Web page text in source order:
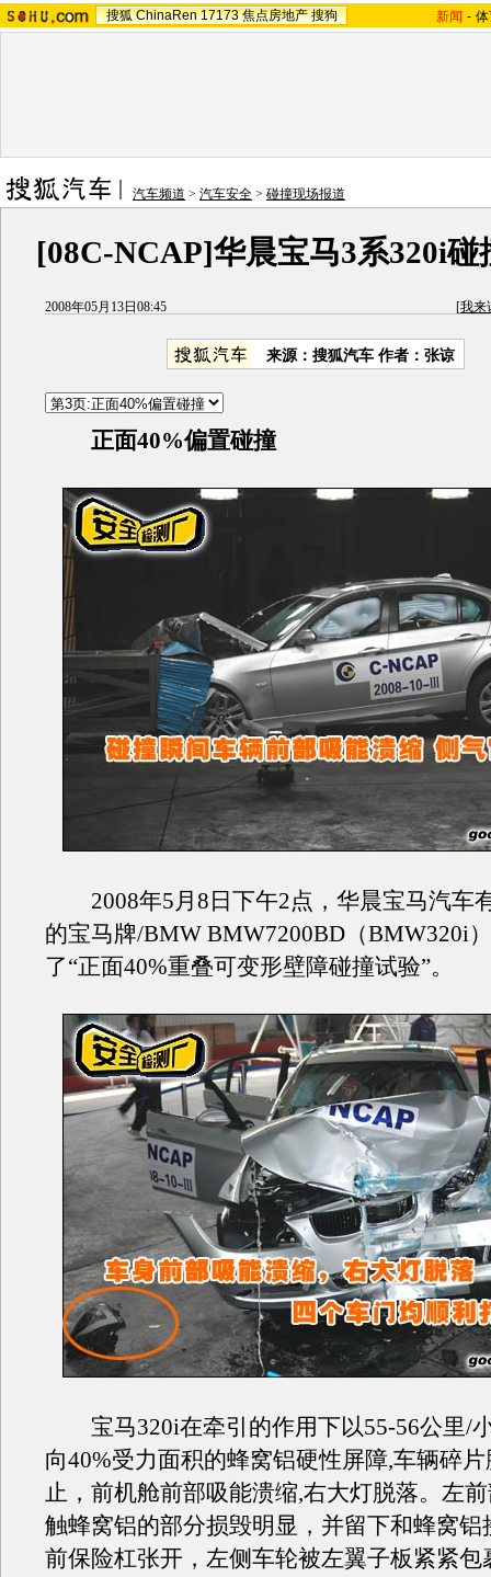
搜狐 ChinaRen 17173 焦点房地产 搜狗 新闻 -
汽车频道 > 汽车安全 > 碰撞现场报道
[08C-NCAP]华晨宝马3系320i碰
2008年05月13日08:45 [我来
来源： 搜狐汽车 作者：张谅
正面40%偏置碰撞
2008年5月8日下午2点，华晨宝马汽车
的宝马牌/BMW BMW7200BD（BMW320i
了“正面40%重叠可变形壁障碰撞试验”。
宝马320i在牵引的作用下以55-56公里/
向40%受力面积的蜂窝铝硬性屏障,车辆碎
止，前机舱前部吸能溃缩,右大灯脱落。左
触蜂窝铝的部分损毁明显，并留下和蜂窝铝
前保险杠张开，左侧车轮被左翼子板紧紧包